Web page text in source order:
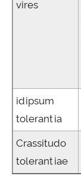
vires
idipsum
tolerantia
Crassitudo
tolerantiae